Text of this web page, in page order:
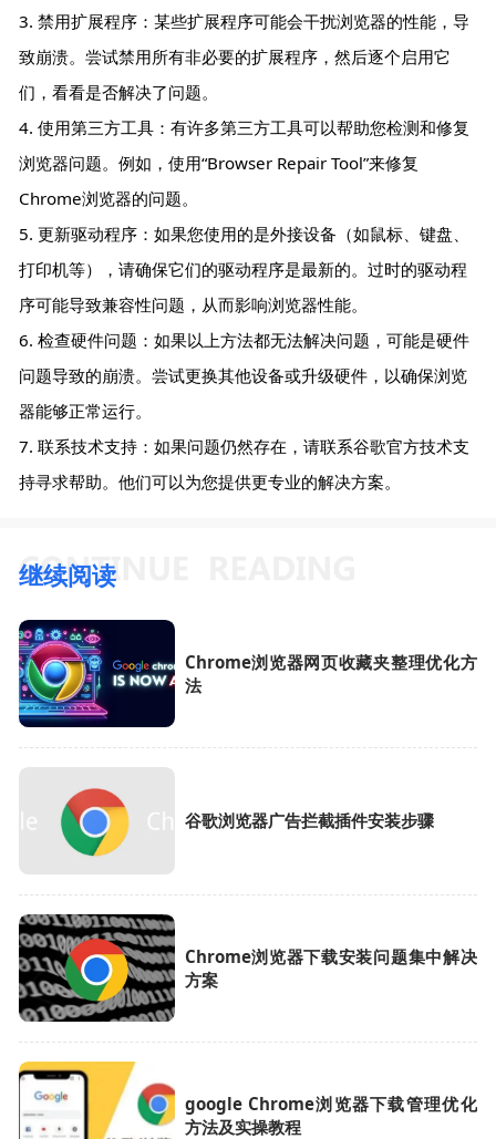
3. 禁用扩展程序：某些扩展程序可能会干扰浏览器的性能，导
致崩溃。尝试禁用所有非必要的扩展程序，然后逐个启用它
们，看看是否解决了问题。
4. 使用第三方工具：有许多第三方工具可以帮助您检测和修复
浏览器问题。例如，使用“Browser Repair Tool”来修复
Chrome浏览器的问题。
5. 更新驱动程序：如果您使用的是外接设备（如鼠标、键盘、
打印机等），请确保它们的驱动程序是最新的。过时的驱动程
序可能导致兼容性问题，从而影响浏览器性能。
6. 检查硬件问题：如果以上方法都无法解决问题，可能是硬件
问题导致的崩溃。尝试更换其他设备或升级硬件，以确保浏览
器能够正常运行。
7. 联系技术支持：如果问题仍然存在，请联系谷歌官方技术支
持寻求帮助。他们可以为您提供更专业的解决方案。
继续阅读
Chrome浏览器网页收藏夹整理优化方
法
谷歌浏览器广告拦截插件安装步骤
Chrome浏览器下载安装问题集中解决
方案
google Chrome浏览器下载管理优化
方法及实操教程